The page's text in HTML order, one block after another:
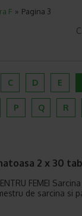
F Pagina 3
C D E
P Q R
2 x 30
FEMEI
de sarcina si